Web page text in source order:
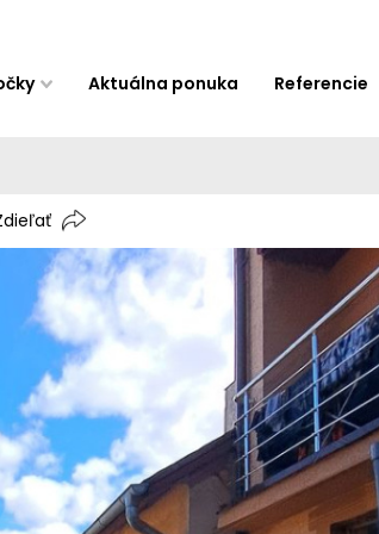
Aktuálna ponuka Referencie